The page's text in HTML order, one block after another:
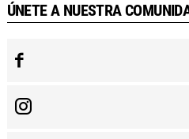
ÚNETE A NUESTRA